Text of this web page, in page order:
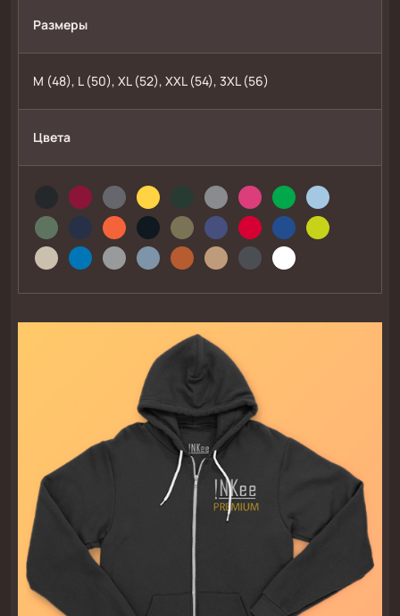
Размеры
M (48), L (50), XL (52), XXL (54), 3XL (56)
Цвета